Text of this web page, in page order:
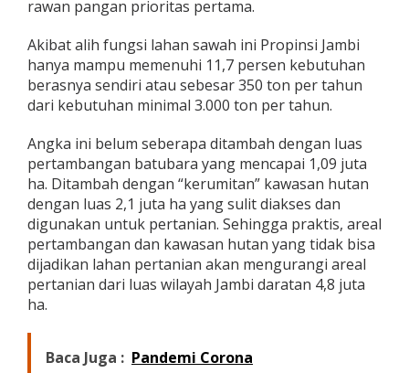
rawan pangan prioritas pertama.
Akibat alih fungsi lahan sawah ini Propinsi Jambi
hanya mampu memenuhi 11,7 persen kebutuhan
berasnya sendiri atau sebesar 350 ton per tahun
dari kebutuhan minimal 3.000 ton per tahun.
Angka ini belum seberapa ditambah dengan luas
pertambangan batubara yang mencapai 1,09 juta
ha. Ditambah dengan “kerumitan” kawasan hutan
dengan luas 2,1 juta ha yang sulit diakses dan
digunakan untuk pertanian. Sehingga praktis, areal
pertambangan dan kawasan hutan yang tidak bisa
dijadikan lahan pertanian akan mengurangi areal
pertanian dari luas wilayah Jambi daratan 4,8 juta
ha.
Baca Juga : Pandemi Corona